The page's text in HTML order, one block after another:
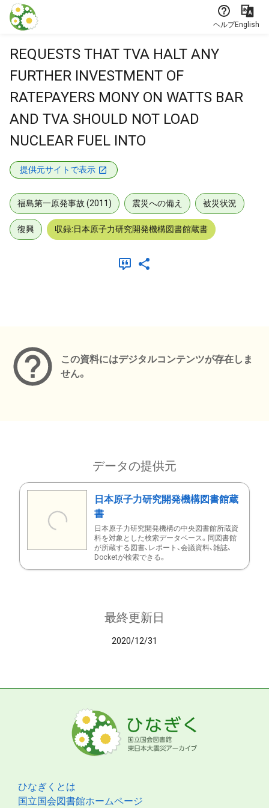
本文に飛ぶ
ヘルプEnglish
REQUESTS THAT TVA HALT ANY
FURTHER INVESTMENT OF
RATEPAYERS MONY ON WATTS BAR
AND TVA SHOULD NOT LOAD
NUCLEAR FUEL INTO
提供元サイトで表示
福島第一原発事故 (2011) 震災への備え 被災状況
復興 収録:日本原子力研究開発機構図書館蔵書
この資料にはデジタルコンテンツが存在しま
せん。
データの提供元
日本原子力研究開発機構図書館蔵
書
日本原子力研究開発機構の中央図書館所蔵資
料を対象とした検索データベース。同図書館
が所蔵する図書、レポート、会議資料、雑誌、
Docketが検索できる。
最終更新日
2020/12/31
ひなぎくとは
国立国会図書館ホームページ